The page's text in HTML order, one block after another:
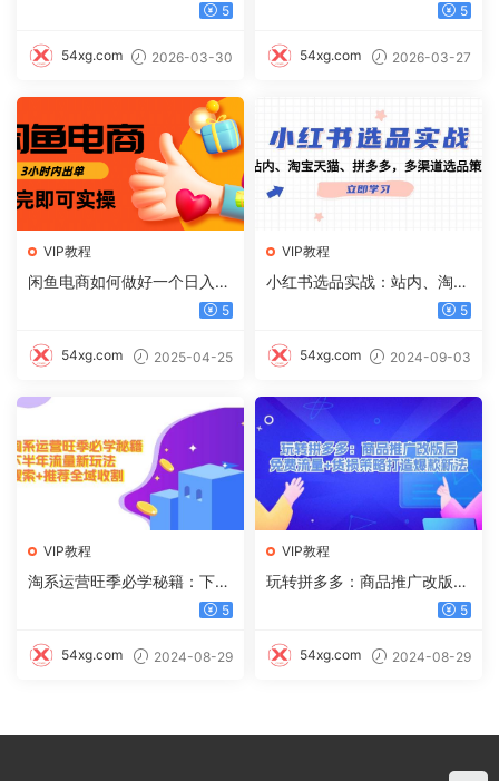
5
54xg.com 2026-03-30
5
54xg.com 2026-03-27
VIP教程
闲鱼电商如何做好一个日入10
5
54xg.com 2025-04-25
VIP教程
小红书选品实战：站内、淘宝
天猫、拼多多，多渠道选品策
5
54xg.com 2024-09-03
VIP教程
淘系运营旺季必学秘籍：下半
年流量新玩法：搜索+推荐全5
54xg.com 2024-08-29
VIP教程
玩转拼多多：商品推广改版
后，免费流量+货损策略打造5
54xg.com 2024-08-29